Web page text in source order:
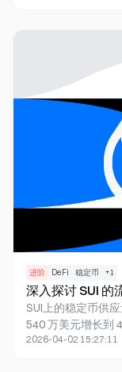
进阶 DeFi 稳定币 +1
深入探讨 SUI 的
SUI上的稳定币供
540 万美元增长到
链。随着资本流入
2026-04-02 15:27:11